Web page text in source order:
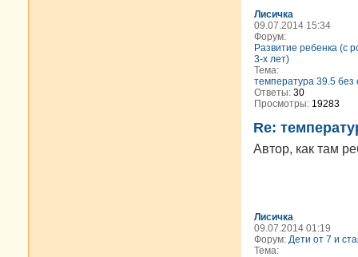
Лисичка
09.07.2014 15:34
Форум:
Развитие ребенка (с
3-х лет)
Тема:
температура 39.5 без
Ответы: 30
Просмотры: 19283
Re:
Автор, как там
Лисичка
09.07.2014 01:19
Форум: Дети от 7 и
Тема: